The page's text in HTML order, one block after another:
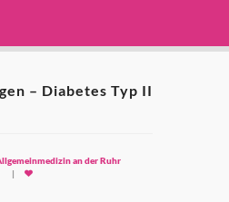
– Diabetes Typ II
an der Ruhr